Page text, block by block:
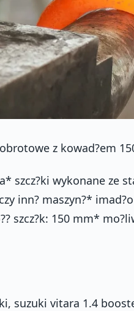
z kowad?em
szcz?ki wykonane ze
inn? maszyn?*
szcz?k: 150 mm*
suzuki vitara 1.4